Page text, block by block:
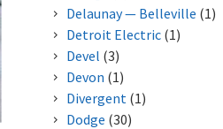
Delaunay — Belleville (1)
Detroit Electric(1)
Devel (3)
Devon (1)
Divergent (1)
Dodge (30)